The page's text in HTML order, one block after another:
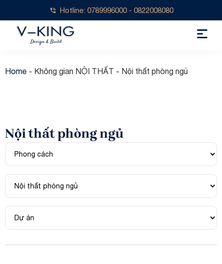
Hotline: 0789996000 - 0822008080
Home - Không gian NỘI THẤT - Nội thất phòng ngủ
Nội thất phòng ngủ